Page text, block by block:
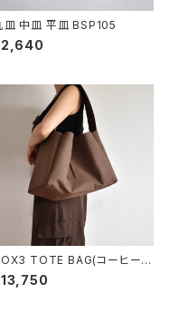
皿 中皿 平皿 BSP105
TOTE BAG(コーヒー/
ラウン）